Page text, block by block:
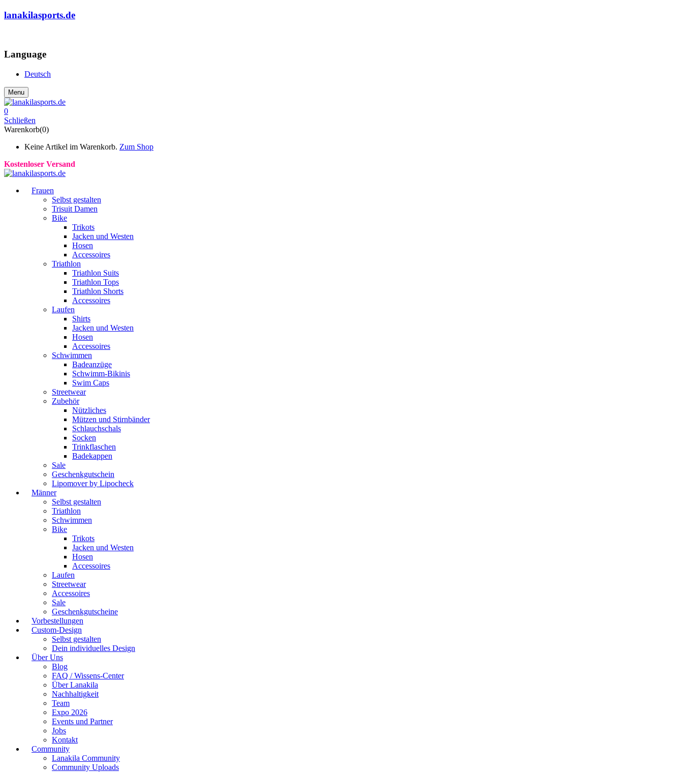
lanakilasports.de
Language
Deutsch
Menu
0
Schließen
Warenkorb(0)
Keine Artikel im Warenkorb. Zum Shop
Kostenloser Versand
Frauen
Selbst gestalten
Trisuit Damen
Bike
Trikots
Jacken und Westen
Hosen
Accessoires
Triathlon
Triathlon Suits
Triathlon Tops
Triathlon Shorts
Accessoires
Laufen
Shirts
Jacken und Westen
Hosen
Accessoires
Schwimmen
Badeanzüge
Schwimm-Bikinis
Swim Caps
Streetwear
Zubehör
Nützliches
Mützen und Stirnbänder
Schlauchschals
Socken
Trinkflaschen
Badekappen
Sale
Geschenkgutschein
Lipomover by Lipocheck
Männer
Selbst gestalten
Triathlon
Schwimmen
Bike
Trikots
Jacken und Westen
Hosen
Accessoires
Laufen
Streetwear
Accessoires
Sale
Geschenkgutscheine
Vorbestellungen
Custom-Design
Selbst gestalten
Dein individuelles Design
Über Uns
Blog
FAQ / Wissens-Center
Über Lanakila
Nachhaltigkeit
Team
Expo 2026
Events und Partner
Jobs
Kontakt
Community
Lanakila Community
Community Uploads